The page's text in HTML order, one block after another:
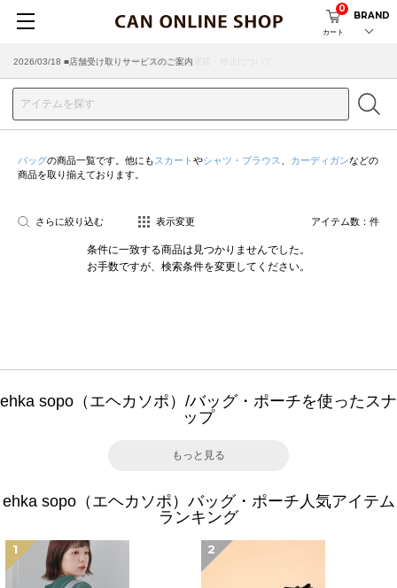
カート
0
BRAND
2026/07/29 ■【お知らせ】ヤマト運輸の配送遅延・停止について
2026/03/18 ■店舗受け取りサービスのご案内
バッグの商品一覧です。他にも スカート やシャツ・ブラウス カーディガンなどの
商品を取り揃えております。
さらに絞り込む 表示変更 アイテム数： 件
条件に一致する商品は見つかりませんでした。
お手数ですが、検索条件を変更してください。
ehka sopo（エヘカソポ）/バッグ・ポーチを使ったスナ
ップ
もっと見る
ehka sopo（エヘカソポ）バッグ・ポーチ人気アイテム
ランキング
1 2